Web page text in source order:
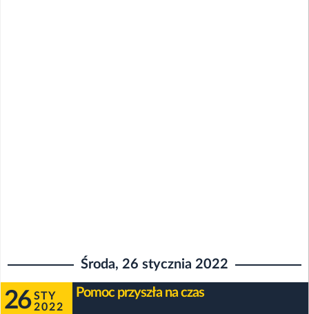
Środa, 26 stycznia 2022
26 STY
2022
Pomoc przyszła na czas